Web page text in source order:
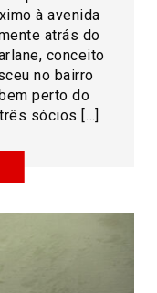
à avenida
atrás do
conceito
no bairro
perto do
sócios […]